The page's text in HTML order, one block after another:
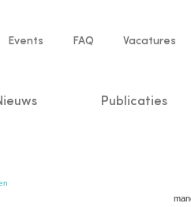
Events FAQ Vacatures
Publicaties